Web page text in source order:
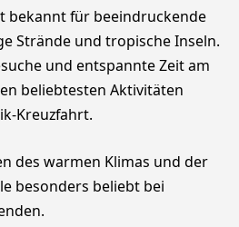
bekannt für beeindruckende
Strände und tropische Inseln.
und entspannte Zeit am
beliebtesten Aktivitäten
Kreuzfahrt.
des warmen Klimas und der
besonders beliebt bei